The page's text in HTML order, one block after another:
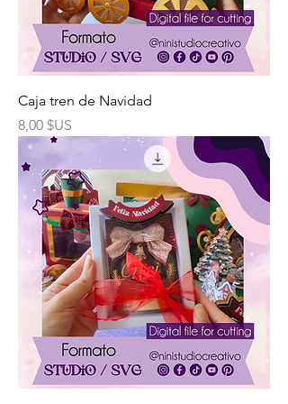
Caja tren de Navidad
Prix
8,00 $US